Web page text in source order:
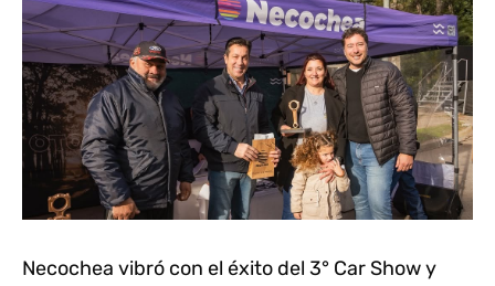
Necochea vibró con el éxito del 3° Car Show y